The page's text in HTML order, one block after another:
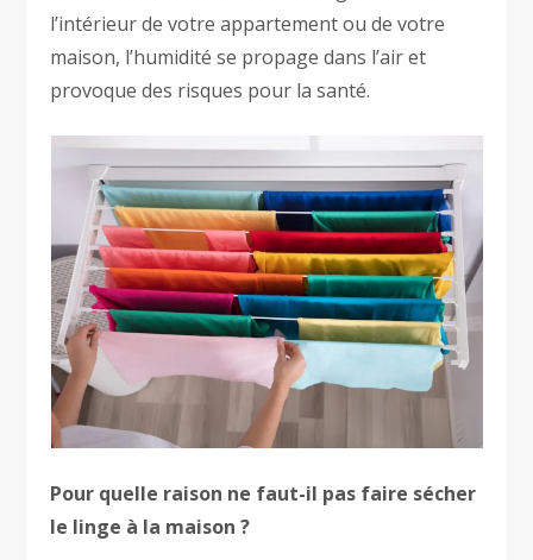
l’intérieur de votre appartement ou de votre
maison, l’humidité se propage dans l’air et
provoque des risques pour la santé.
Pour quelle raison ne faut-il pas faire sécher
le linge à la maison ?